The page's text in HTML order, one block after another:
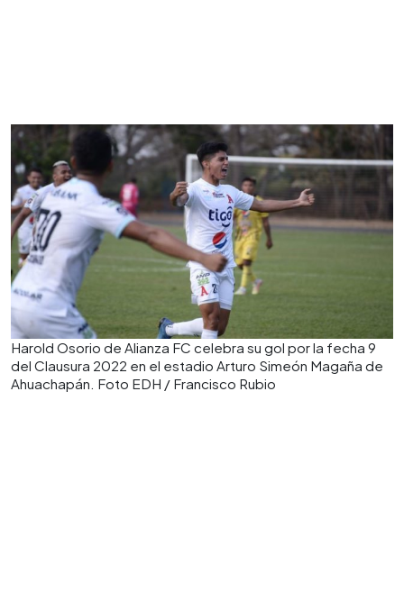
Harold Osorio de Alianza FC celebra su gol por la fecha 9
del Clausura 2022 en el estadio Arturo Simeón Magaña de
Ahuachapán. Foto EDH / Francisco Rubio